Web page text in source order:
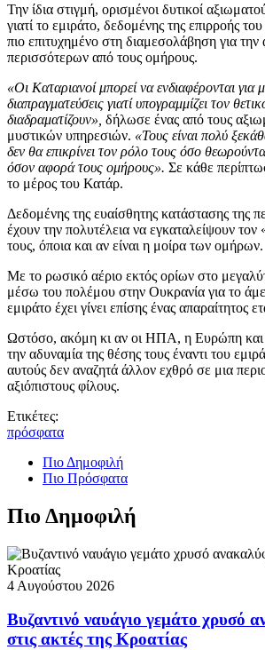
Την ίδια στιγμή, ορισμένοι δυτικοί
γιατί το εμιράτο, δεδομένης της επιρροής
πιο επιτυχημένο στη διαμεσολάβηση για
περισσότερων από τους ομήρους.
«Οι Καταριανοί μπορεί να ενδιαφέρονται για
διαπραγματεύσεις γιατί υπογραμμίζει τον
διαδραματίζουν», δήλωσε ένας από τους
μυστικών υπηρεσιών. «Τους είναι πολύ
δεν θα επικρίνει τον ρόλο τους όσο
όσον αφορά τους ομήρους». Σε κάθε
το μέρος του Κατάρ.
Δεδομένης της ευαίσθητης κατάστασης της
έχουν την πολυτέλεια να εγκαταλείψουν
τους, όποια και αν είναι η μοίρα των ομήρων.
Με το ρωσικό αέριο εκτός ορίων στο
μέσω του πολέμου στην Ουκρανία για το
εμιράτο έχει γίνει επίσης ένας απαραίτητος
Ωστόσο, ακόμη κι αν οι ΗΠΑ, η Ευρώπη και
την αδυναμία της θέσης τους έναντι του
αυτούς δεν αναζητά άλλον εχθρό σε μια
αξιόπιστους φίλους.
Ετικέτες:
πρόσφατα
Πιο Δημοφιλή
Πιο Πρόσφατα
Πιο Δημοφιλή
4 Αυγούστου 2026
Βυζαντινό ναυάγιο γεμάτο χρυσό
στις ακτές της Κροατίας